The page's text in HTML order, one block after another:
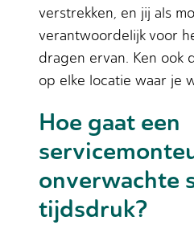
verstrekken, en jij als
verantwoordelijk voor
dragen ervan. Ken ook
op elke locatie waar je
Hoe gaat een
onverwachte
tijdsdruk?